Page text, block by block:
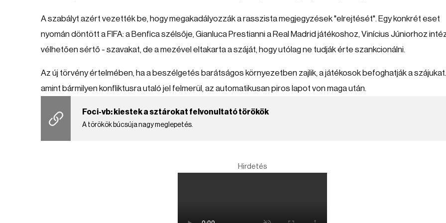
A szabályt azért vezették be, hogy megakadályozzák a rasszista megjegyzések "elrejtését". Egy konkrét eset
nyomán döntött a FIFA: a Benfica szélsője, Gianluca Prestianni a Real Madrid játékoshoz, Vinícius Júniorhoz
vélhetően sértő - szavakat, de a mezével eltakarta a száját, hogy utólag ne tudják érte szankcionálni.
Az új törvény értelmében, ha a beszélgetés barátságos környezetben zajlik, a játékosok befoghatják a
amint bármilyen konfliktusra utaló jel felmerül, az automatikusan piros lapot von maga után.
Foci-vb: kiestek a sztárokat felvonultató törökök
A törökök búcsúja nagy meglepetés.
Hirdetés